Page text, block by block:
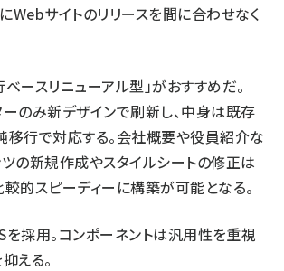
Webサイトのリリースを間に合わせなく
ースリニューアル型」がおすすめだ。
ーのみ新デザインで刷新し、中身は既存
移行で対応する。会社概要や役員紹介な
ツの新規作成やスタイルシートの修正は
的スピーディーに構築が可能となる。
採用。コンポーネントは汎用性を重視
える。